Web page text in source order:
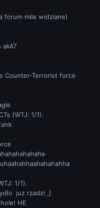
forum mile widziane)
ak47
Counter-Terrorist force
(WTJ: 1/1).
1/1).
juz rzadzi ,]
HE